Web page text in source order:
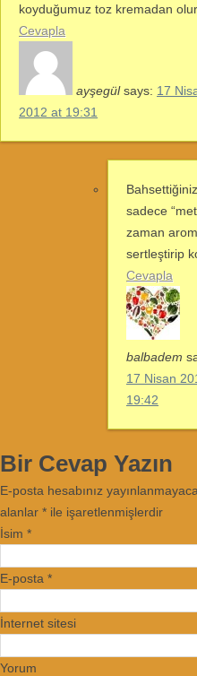
koyduğumuz toz kremadan
Cevapla
ayşegül says: 17
2012 at 19:31
sadece
zaman
sertleştirip
Cevapla
balbadem
17 Nisan
19:42
Bir Cevap Yazın
E-posta hesabınız
alanlar * ile işaretlenmişlerdir
İsim *
E-posta *
İnternet sitesi
Yorum